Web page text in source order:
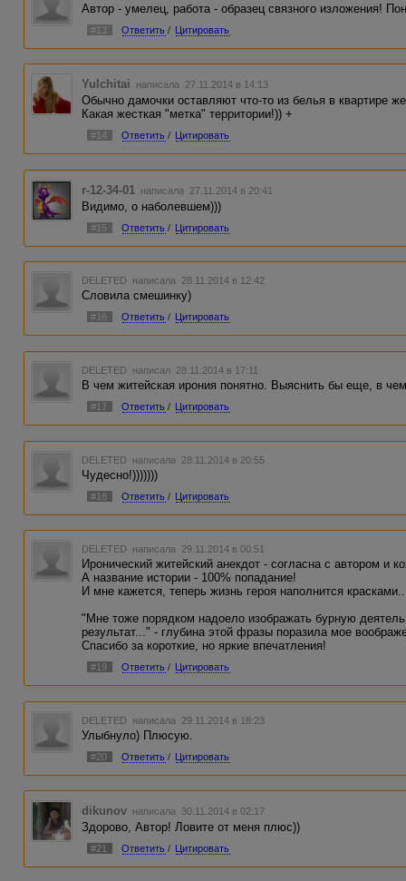
Автор - умелец, работа - образец связного изложения!
#13 Ответить / Цитировать
Yulchitai написала 27.11.2014 в 14:13
Обычно дамочки оставляют что-то из белья в квартире
Какая жесткая "метка" территории!)) +
#14 Ответить / Цитировать
r-12-34-01 написала 27.11.2014 в 20:41
Видимо, о наболевшем)))
#15 Ответить / Цитировать
DELETED написала 28.11.2014 в 12:42
Словила смешинку)
#16 Ответить / Цитировать
DELETED написал 28.11.2014 в 17:11
В чем житейская ирония понятно. Выяснить бы еще, в
#17 Ответить / Цитировать
DELETED написала 28.11.2014 в 20:55
Чудесно!)))))))
#18 Ответить / Цитировать
DELETED написала 29.11.2014 в 00:51
Иронический житейский анекдот - согласна с автором и
А название истории - 100% попадание!
И мне кажется, теперь жизнь героя наполнится
"Мне тоже порядком надоело изображать бурную
результат..." - глубина этой фразы поразила мое
Спасибо за короткие, но яркие впечатления!
#19 Ответить / Цитировать
DELETED написала 29.11.2014 в 18:23
Улыбнуло) Плюсую.
#20 Ответить / Цитировать
dikunov написала 30.11.2014 в 02:17
Здорово, Автор! Ловите от меня плюс))
#21 Ответить / Цитировать